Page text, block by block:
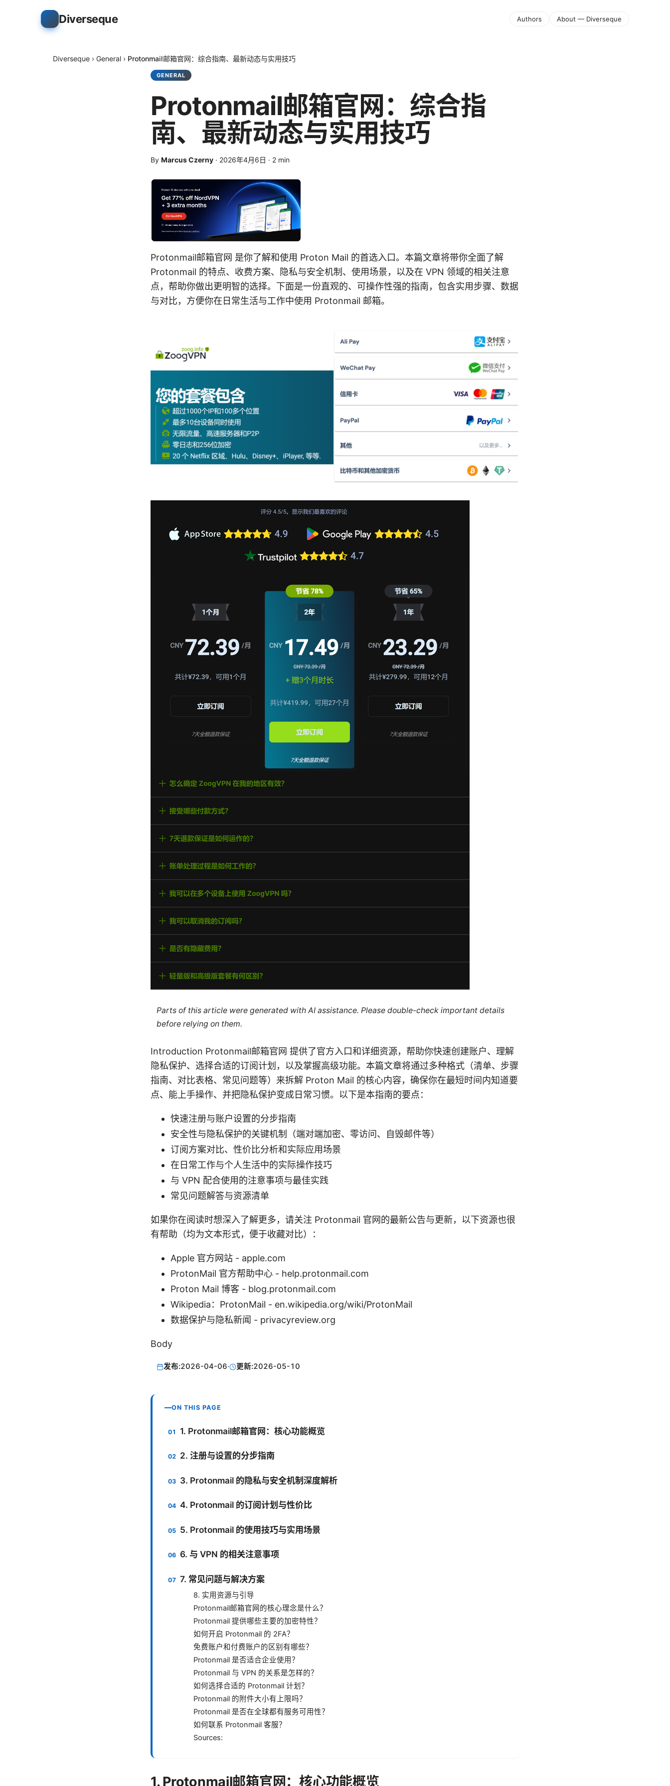
Diverseque Authors About — Diverseque
Diverseque › General › Protonmail邮箱官网：综合指南、最新动态与实用技巧
GENERAL
Protonmail邮箱官网：综合指
南、最新动态与实用技巧
By Marcus Czerny · 2026年4月6日 · 2 min
Protonmail邮箱官网 是你了解和使用 Proton Mail 的首选入口。本篇文章将带你全面了解
Protonmail 的特点、收费方案、隐私与安全机制、使用场景，以及在 VPN 领域的相关注意
点，帮助你做出更明智的选择。下面是一份直观的、可操作性强的指南，包含实用步骤、数据
与对比，方便你在日常生活与工作中使用 Protonmail 邮箱。
Parts of this article were generated with AI assistance. Please double-check important details
before relying on them.
Introduction Protonmail邮箱官网 提供了官方入口和详细资源，帮助你快速创建账户、理解
隐私保护、选择合适的订阅计划，以及掌握高级功能。本篇文章将通过多种格式（清单、步骤
指南、对比表格、常见问题等）来拆解 Proton Mail 的核心内容，确保你在最短时间内知道要
点、能上手操作、并把隐私保护变成日常习惯。以下是本指南的要点：
快速注册与账户设置的分步指南
安全性与隐私保护的关键机制（端对端加密、零访问、自毁邮件等）
订阅方案对比、性价比分析和实际应用场景
在日常工作与个人生活中的实际操作技巧
与 VPN 配合使用的注意事项与最佳实践
常见问题解答与资源清单
如果你在阅读时想深入了解更多，请关注 Protonmail 官网的最新公告与更新，以下资源也很
有帮助（均为文本形式，便于收藏对比）：
Apple 官方网站 - apple.com
ProtonMail 官方帮助中心 - help.protonmail.com
Proton Mail 博客 - blog.protonmail.com
Wikipedia：ProtonMail - en.wikipedia.org/wiki/ProtonMail
数据保护与隐私新闻 - privacyreview.org
Body
发布:2026-04-06· 更新:2026-05-10
ON THIS PAGE
1. Protonmail邮箱官网：核心功能概览
2. 注册与设置的分步指南
3. Protonmail 的隐私与安全机制深度解析
4. Protonmail 的订阅计划与性价比
5. Protonmail 的使用技巧与实用场景
6. 与 VPN 的相关注意事项
7. 常见问题与解决方案
8. 实用资源与引导
Protonmail邮箱官网的核心理念是什么？
Protonmail 提供哪些主要的加密特性？
如何开启 Protonmail 的 2FA？
免费账户和付费账户的区别有哪些？
Protonmail 是否适合企业使用？
Protonmail 与 VPN 的关系是怎样的？
如何选择合适的 Protonmail 计划？
Protonmail 的附件大小有上限吗？
Protonmail 是否在全球都有服务可用性？
如何联系 Protonmail 客服？
Sources:
1. Protonmail邮箱官网：核心功能概览